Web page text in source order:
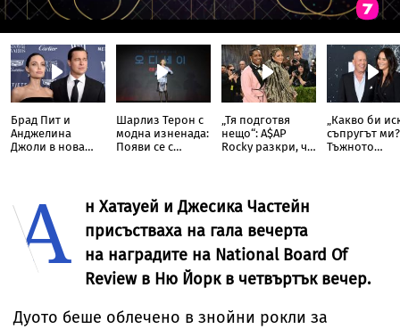
Брад Пит и
Анджелина
Джоли в нова
Шарлиз Терон с
модна изненада:
Появи се с
„Тя подготвя
нещо“: A$AP
Rocky разкри, че
„Какво би
съпругът
Тъжното
А
н Хатауей и Джесика Частейн
присъстваха на гала вечерта
на наградите на National Board Of
Review в Ню Йорк в четвъртък вечер.
Дуото беше облечено в знойни рокли за